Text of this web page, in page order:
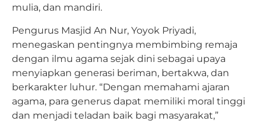
mulia, dan mandiri.
Pengurus Masjid An Nur, Yoyok Priyadi,
menegaskan pentingnya membimbing remaja
dengan ilmu agama sejak dini sebagai upaya
menyiapkan generasi beriman, bertakwa, dan
berkarakter luhur. “Dengan memahami ajaran
agama, para generus dapat memiliki moral tinggi
dan menjadi teladan baik bagi masyarakat,”